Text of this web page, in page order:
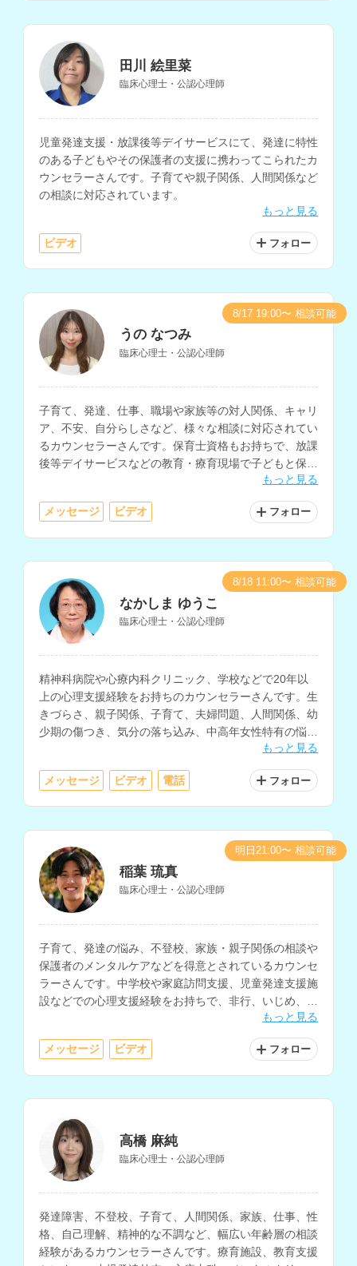
田川 絵里菜
臨床心理士・公認心理師
児童発達支援・放課後等デイサービスにて、発達に特性
のある子どもやその保護者の支援に携わってこられたカ
ウンセラーさんです。子育てや親子関係、人間関係など
の相談に対応されています。
もっと見る
ビデオ フォロー
うの なつみ
臨床心理士・公認心理師
子育て、発達、仕事、職場や家族等の対人関係、キャリ
ア、不安、自分らしさなど、様々な相談に対応されてい
るカウンセラーさんです。保育士資格もお持ちで、放課
後等デイサービスなどの教育・療育現場で子どもと保護
者の心理支援経験や、企業で人事・秘書としての勤務経
もっと見る
メッセージ ビデオ フォロー
8/17 19:00〜 相談可能
なかしま ゆうこ
臨床心理士・公認心理師
精神科病院や心療内科クリニック、学校などで20年以
上の心理支援経験をお持ちのカウンセラーさんです。生
きづらさ、親子関係、子育て、夫婦問題、人間関係、幼
少期の傷つき、気分の落ち込み、中高年女性特有の悩
み、病気や介護の不安など、様々な相談内容に対応され
ています。
もっと見る
メッセージ ビデオ 電話 フォロー
8/18 11:00〜 相談可能
稲葉 琉真
臨床心理士・公認心理師
子育て、発達の悩み、不登校、家族・親子関係の相談や
保護者のメンタルケアなどを得意とされているカウンセ
ラーさんです。中学校や家庭訪問支援、児童発達支援施
設などでの心理支援経験をお持ちで、非行、いじめ、人
もっと見る
メッセージ ビデオ フォロー
明日21:00〜 相談可能
高橋 麻純
臨床心理士・公認心理師
発達障害、不登校、子育て、人間関係、家族、仕事、性
格、自己理解、精神的な不調など、幅広い年齢層の相談
経験があるカウンセラーさんです。療育施設、教育支援